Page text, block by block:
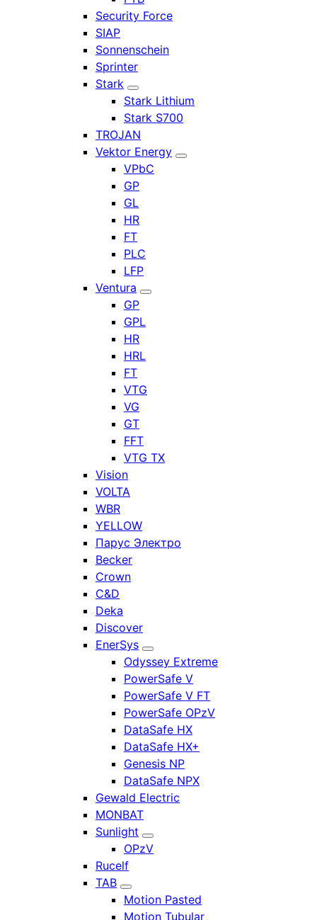
Security Force
SIAP
Sonnenschein
Sprinter
Stark
Stark Lithium
Stark S700
TROJAN
Vektor Energy
VPbC
GP
GL
HR
FT
PLC
LFP
Ventura
GP
GPL
HR
HRL
FT
VTG
VG
GT
FFT
VTG TX
Vision
VOLTA
WBR
YELLOW
Парус Электро
Becker
Crown
C&D
Deka
Discover
EnerSys
Odyssey Extreme
PowerSafe V
PowerSafe V FT
PowerSafe OPzV
DataSafe HX
DataSafe HX+
Genesis NP
DataSafe NPX
Gewald Electric
MONBAT
Sunlight
OPzV
Rucelf
TAB
Motion Pasted
Motion Tubular